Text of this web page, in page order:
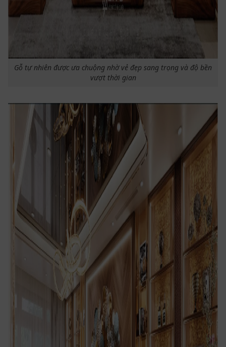
Gỗ tự nhiên được ưa chuộng nhờ vẻ đẹp sang trọng và độ bền
vượt thời gian